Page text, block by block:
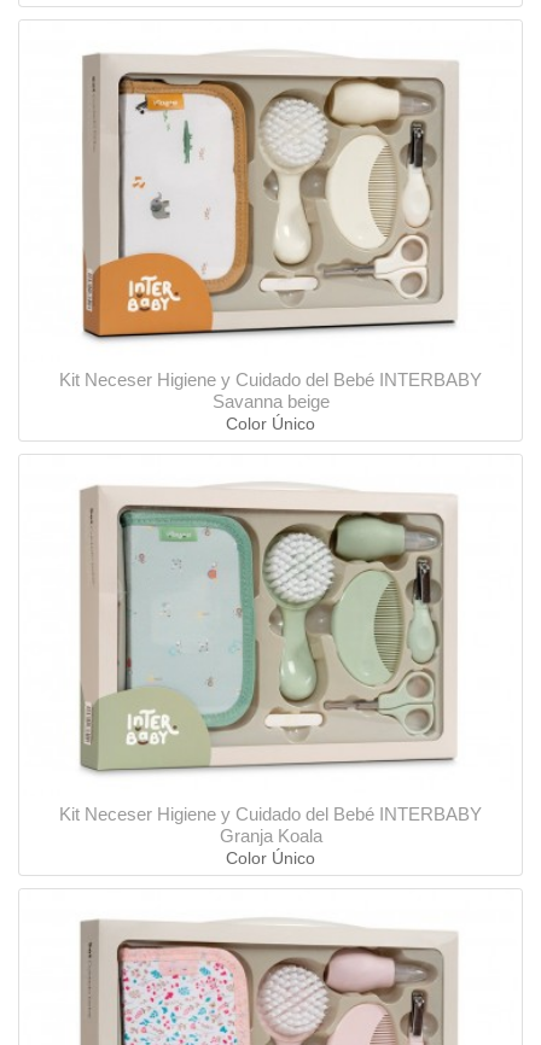
Kit Neceser Higiene y Cuidado del Bebé INTERBABY
Savanna beige
Color Único
Kit Neceser Higiene y Cuidado del Bebé INTERBABY
Granja Koala
Color Único